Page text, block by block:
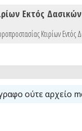
Εκτός
Κτιρίων Εντός
ούτε αρχείο